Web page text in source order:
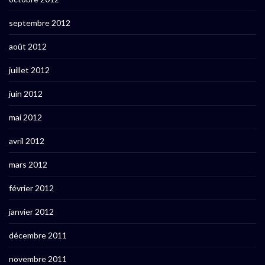
septembre 2012
août 2012
juillet 2012
juin 2012
mai 2012
avril 2012
mars 2012
février 2012
janvier 2012
décembre 2011
novembre 2011